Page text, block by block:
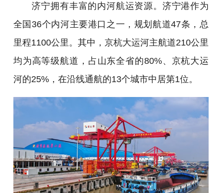
济宁拥有丰富的内河航运资源。济宁港作为
全国36个内河主要港口之一，规划航道47条，总
里程1100公里。其中，京杭大运河主航道210公里
均为高等级航道，占山东全省的80%、京杭大运
河的25%，在沿线通航的13个城市中居第1位。